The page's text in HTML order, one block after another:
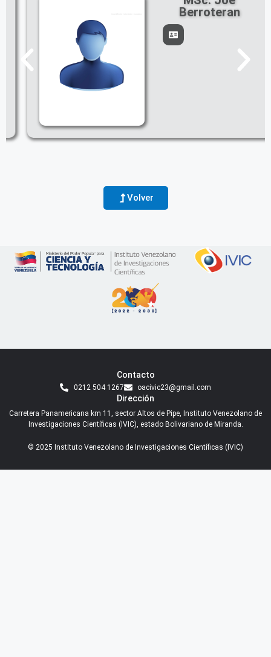
Berroteran
Volver
Contacto
0212 504 1267 oacivic23@gmail.com
Dirección
Carretera Panamericana km 11, sector Altos de Pipe, Instituto Venezolano de
Investigaciones Científicas (IVIC), estado Bolivariano de Miranda.
© 2025 Instituto Venezolano de Investigaciones Científicas (IVIC)